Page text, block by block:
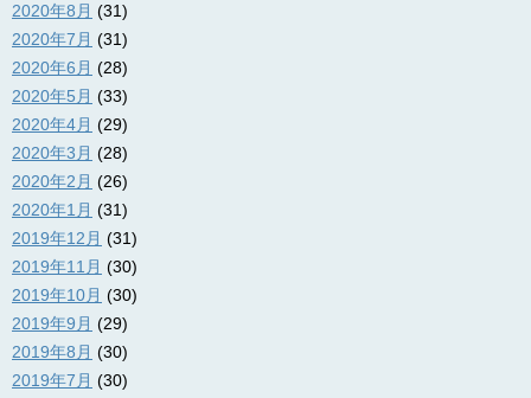
2020年8月 (31)
2020年7月 (31)
2020年6月 (28)
2020年5月 (33)
2020年4月 (29)
2020年3月 (28)
2020年2月 (26)
2020年1月 (31)
2019年12月 (31)
2019年11月 (30)
2019年10月 (30)
2019年9月 (29)
2019年8月 (30)
2019年7月 (30)